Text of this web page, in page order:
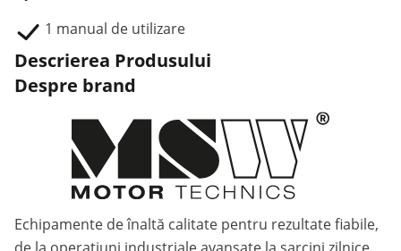
1 manual de utilizare
Descrierea Produsului
Despre brand
Echipamente de înaltă calitate pentru rezultate fiabile,